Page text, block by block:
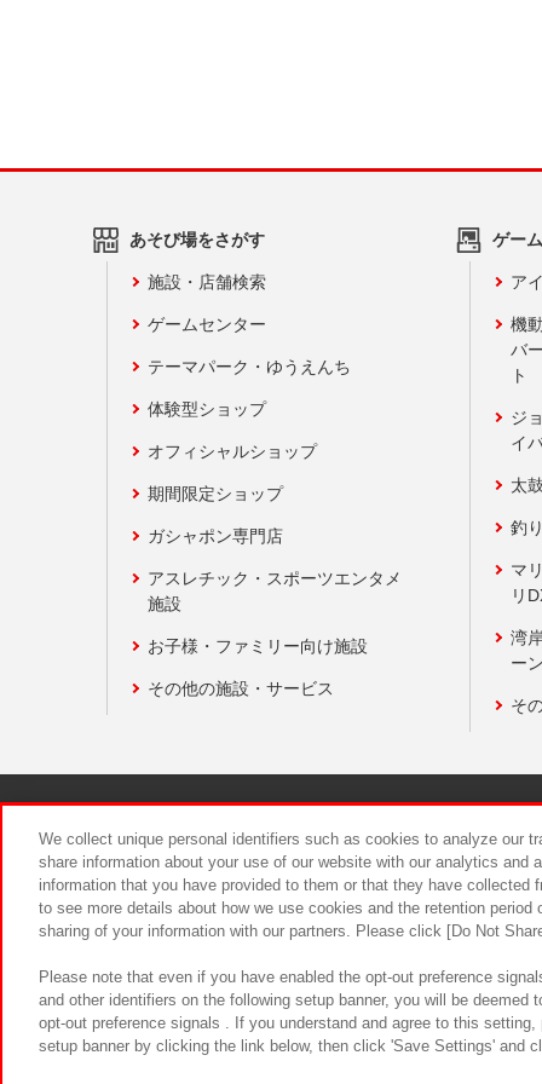
あそび場をさがす
施設・店舗検索
ゲームセンター
テーマパーク・ゆうえんち
体験型ショップ
オフィシャルショップ
期間限定ショップ
ガシャポン専門店
アスレチック・スポーツエンタメ
施設
お子様・ファミリー向け施設
その他の施設・サービス
ゲー
ア
機
バ
ト
ジ
イ
太
釣
マ
リ
湾
ー
そ
食品のご
We collect unique personal identifiers such as cookies to analyze our
share information about your use of our website with our analytics and
information that you have provided to them or that they have
to see more details about how we use cookies and the retention
sharing of your information with our partners. Please click [Do Not
Please note that even if you have enabled the opt-out preference
and other identifiers on the following setup banner, you will be
opt-out preference signals . If you understand and agree to this
setup banner by clicking the link below, then click 'Save Settings' and